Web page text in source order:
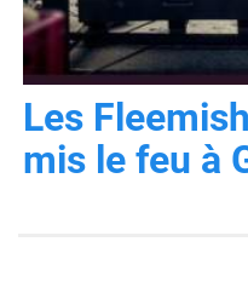
Les
mis le feu à